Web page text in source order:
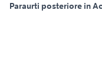
Paraurti posteriore in